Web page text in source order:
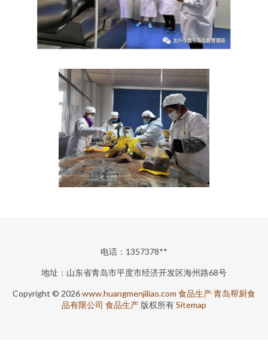
电话：1357378**
地址：山东省青岛市平度市经济开发区海州路68号
Copyright © 2026www.huangmenjiliao.com 食品生产青岛帮厨食
品有限公司 食品生产 版权所有Sitemap